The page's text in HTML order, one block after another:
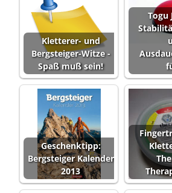
Kletterer- und
Bergsteiger-Witze -
Spaß muß sein!
Togu
Geschenktipp:
Bergsteiger Kalender
2013